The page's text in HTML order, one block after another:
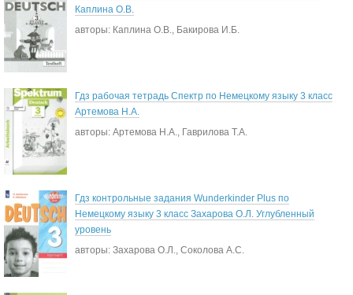
Каплина О.В.
авторы: Каплина О.В., Бакирова И.Б.
Гдз рабочая тетрадь Спектр по Немецкому языку 3 класс
Артемова Н.А.
авторы: Артемова Н.А., Гаврилова Т.А.
Гдз контрольные задания Wunderkinder Plus по
Немецкому языку 3 класс Захарова О.Л. Углубленный
уровень
авторы: Захарова О.Л., Соколова А.С.